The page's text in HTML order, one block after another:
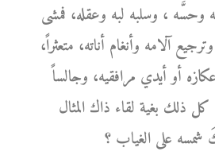
وحسَّه ، وسلبه لبه وعقله، فمشى
آلامه وأنغام أناته، متعثراً،
أو أيدي مرافقيه، وجالساً
ذلك بغية لقاء ذاك المثال